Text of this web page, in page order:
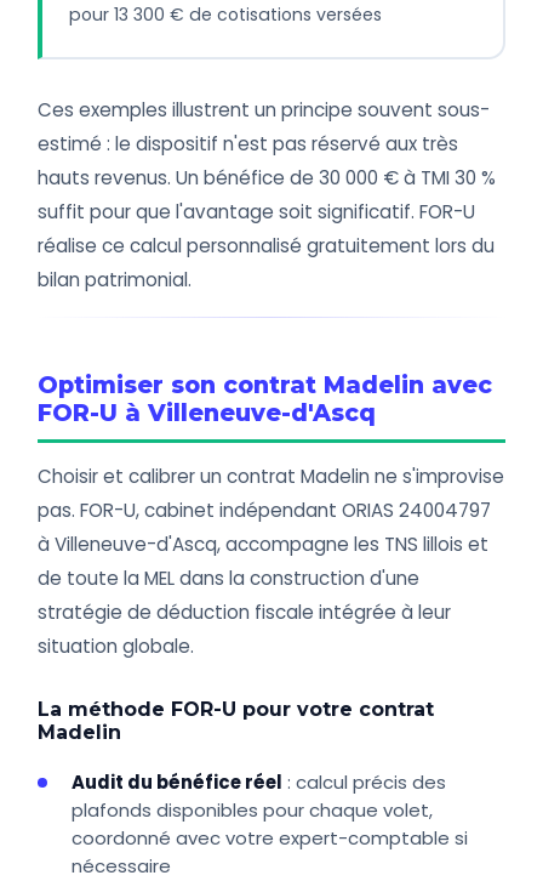
pour 13 300 € de cotisations versées
Ces exemples illustrent un principe souvent sous-
estimé : le dispositif n'est pas réservé aux très
hauts revenus. Un bénéfice de 30 000 € à TMI 30 %
suffit pour que l'avantage soit significatif. FOR-U
réalise ce calcul personnalisé gratuitement lors du
bilan patrimonial.
Optimiser son contrat Madelin avec
FOR-U à Villeneuve-d'Ascq
Choisir et calibrer un contrat Madelin ne s'improvise
pas. FOR-U, cabinet indépendant ORIAS 24004797
à Villeneuve-d'Ascq, accompagne les TNS lillois et
de toute la MEL dans la construction d'une
stratégie de déduction fiscale intégrée à leur
situation globale.
La méthode FOR-U pour votre contrat
Madelin
Audit du bénéfice réel : calcul précis des
plafonds disponibles pour chaque volet,
coordonné avec votre expert-comptable si
nécessaire